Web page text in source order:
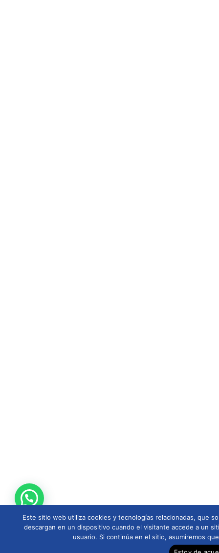
Este sitio web utiliza cookies y tecnologías relacionadas, que
descargan en un dispositivo cuando el visitante accede a un
usuario. Si continúa en el sitio, asumiremos